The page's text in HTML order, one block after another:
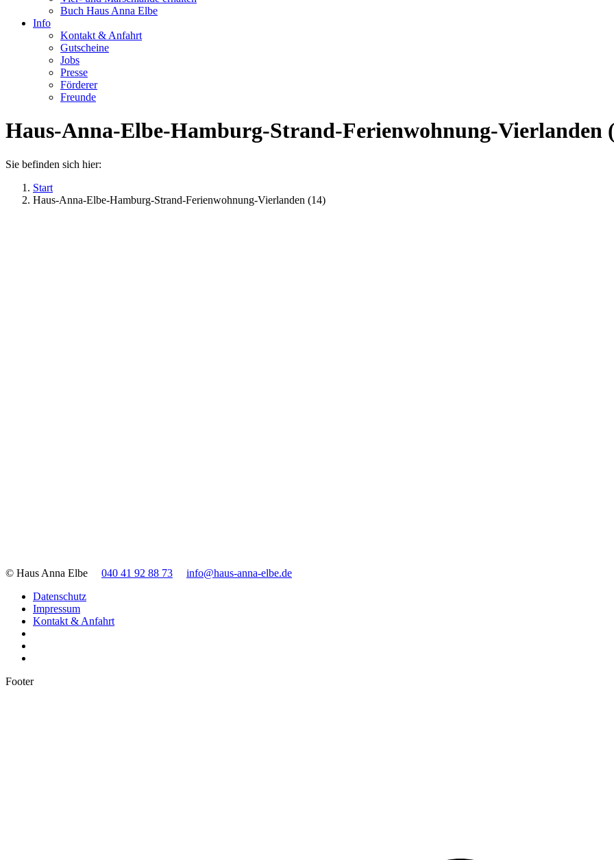
Buch Haus Anna Elbe
Info
Kontakt & Anfahrt
Gutscheine
Jobs
Presse
Förderer
Freunde
Haus-Anna-Elbe-Hamburg-Strand-Ferienwohnung-Vierlanden
Sie befinden sich hier:
Start
Haus-Anna-Elbe-Hamburg-Strand-Ferienwohnung-Vierlanden (14)
© Haus Anna Elbe 040 41 92 88 73
info@haus-anna-elbe.de
Datenschutz
Impressum
Kontakt & Anfahrt
Footer